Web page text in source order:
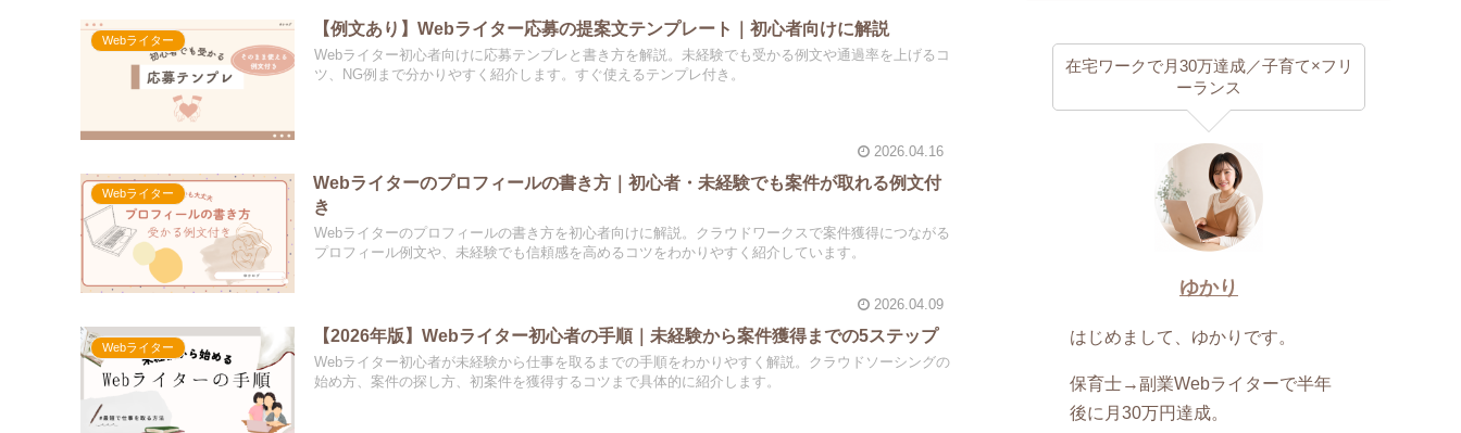
Webライター
【例文あり】Webライター応募の提案文テンプレート｜初心者向けに解説
Webライター初心者向けに応募テンプレと書き方を解説。未経験でも受かる例文や通過率を上げるコ
ツ、NG例まで分かりやすく紹介します。すぐ使えるテンプレ付き。
2026.04.16
Webライター
Webライターのプロフィールの書き方｜初心者・未経験でも案件が取れる例文付
き
Webライターのプロフィールの書き方を初心者向けに解説。クラウドワークスで案件獲得につながる
プロフィール例文や、未経験でも信頼感を高めるコツをわかりやすく紹介しています。
2026.04.09
Webライター
【2026年版】Webライター初心者の手順｜未経験から案件獲得までの5ステップ
Webライター初心者が未経験から仕事を取るまでの手順をわかりやすく解説。クラウドソーシングの
始め方、案件の探し方、初案件を獲得するコツまで具体的に紹介します。
在宅ワークで月30万達成／子育て×フリ
ーランス
ゆかり
はじめまして、ゆかりです。
保育士→副業Webライターで半年
後に月30万円達成。